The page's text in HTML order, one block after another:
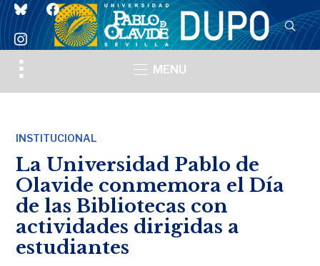
blueskyfacebook
instagram
Toggle
sidebar
MENU
INSTITUCIONAL
La Universidad Pablo de
Olavide conmemora el Día
de las Bibliotecas con
actividades dirigidas a
estudiantes